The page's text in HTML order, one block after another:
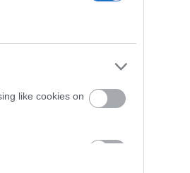
like cookies on
Disabili